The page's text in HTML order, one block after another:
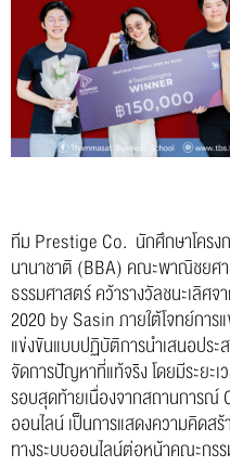
ทีม Prestige Co. นักศึกษาโคร
นานาชาติ (BBA) คณะพาณิชยศ
ธรรมศาสตร์ คว้ารางวัลชนะเลิศ
2020 by Sasin ภายใต้โจทย์การ
แข่งขันแบบปฏิบัติการนำเสนอปร
จัดการปัญหาที่แท้จริง โดยมีระยะเ
รอบสุดท้ายเนื่องจากสถานการณ์
ออนไลน์ เป็นการแสดงความคิด
ทางระบบออนไลน์ต่อหน้าคณะกร